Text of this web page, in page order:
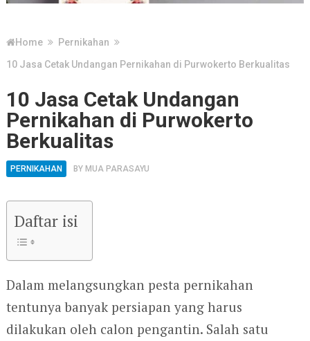
Home
Pernikahan
10 Jasa Cetak Undangan Pernikahan di Purwokerto Berkualitas
10 Jasa Cetak Undangan
Pernikahan di Purwokerto
Berkualitas
PERNIKAHAN BY MUA PARASAYU
Daftar isi
Dalam melangsungkan pesta pernikahan
tentunya banyak persiapan yang harus
dilakukan oleh calon pengantin. Salah satu